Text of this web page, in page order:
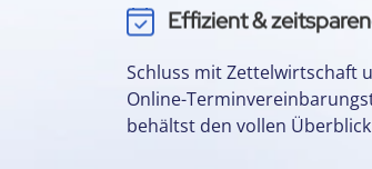
Einfach & flexibel:
Kundenbindung:
Kalenderintegration:
Schluss mit Zettelwirtschaft
Online-
behältst den vollen